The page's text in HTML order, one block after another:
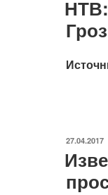
27.04.2017